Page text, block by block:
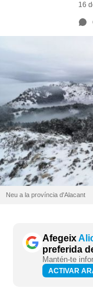
16
Neu a la província d'Alacant
Afegeix
preferida
Mantén-te
ACTIVAR